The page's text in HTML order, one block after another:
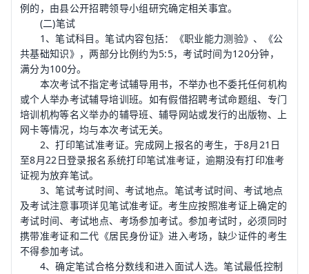
例的，由县公开招聘领导小组研究确定相关事宜。
(二)笔试
1、笔试科目。笔试内容包括：《职业能力测验》、《公
共基础知识》，两部分比例约为5:5，考试时间为120分钟，
满分为100分。
本次考试不指定考试辅导用书，不举办也不委托任何机构
或个人举办考试辅导培训班。如有假借招聘考试命题组、专门
培训机构等名义举办的辅导班、辅导网站或发行的出版物、上
网卡等情况，均与本次考试无关。
2、打印笔试准考证。完成网上报名的考生，于8月21日
至8月22日登录报名系统打印笔试准考证，逾期没有打印准考
证视为放弃笔试。
3、笔试考试时间、考试地点。笔试考试时间、考试地点
及考试注意事项详见笔试准考证。考生应按照准考证上确定的
考试时间、考试地点、考场参加考试。参加考试时，必须同时
携带准考证和二代《居民身份证》进入考场，缺少证件的考生
不得参加考试。
4、确定笔试合格分数线和进入面试人选。笔试最低控制